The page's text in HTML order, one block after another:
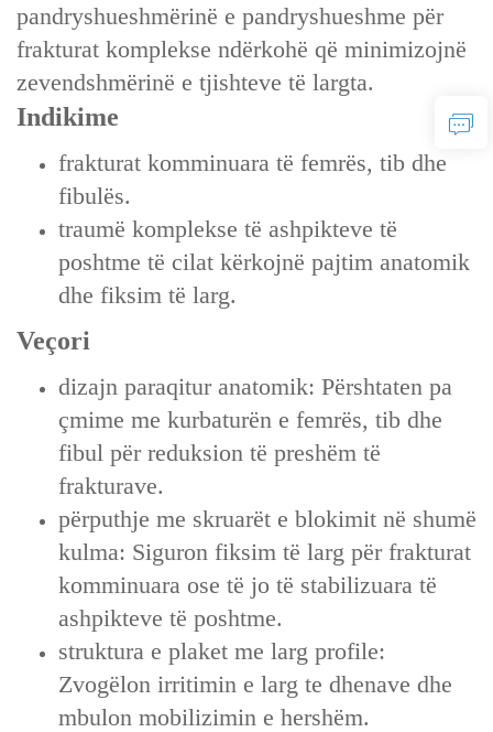
pandryshueshmërinë e pandryshueshme për
frakturat komplekse ndërkohë që minimizojnë
zevendshmërinë e tjishteve të largta.
Indikime
frakturat komminuara të femrës, tib dhe
fibulës.
traumë komplekse të ashpikteve të
poshtme të cilat kërkojnë pajtim anatomik
dhe fiksim të larg.
Veçori
dizajn paraqitur anatomik: Përshtaten pa
çmime me kurbaturën e femrës, tib dhe
fibul për reduksion të preshëm të
frakturave.
përputhje me skruarët e blokimit në shumë
kulma: Siguron fiksim të larg për frakturat
komminuara ose të jo të stabilizuara të
ashpikteve të poshtme.
struktura e plaket me larg profile:
Zvogëlon irritimin e larg te dhenave dhe
mbulon mobilizimin e hershëm.